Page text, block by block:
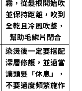
霧，從髮根開始吹
並保持距離，吹到
全乾且冷風吹整，
幫助毛鱗片閉合
染燙後一定要搭配
深層修護，並適當
讓頭髮「休息」，
不要過度頻繁施作